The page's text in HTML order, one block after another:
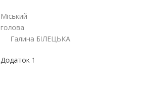
Міський
Галина БІЛЕЦЬКА
Додаток 1